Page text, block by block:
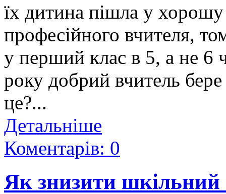
їх дитина пішла у
професійного вчителя,
у перший клас в 5, а не 6
року добрий вчитель
це?...
Детальніше
Коментарів: 0
Як знизити шкільний